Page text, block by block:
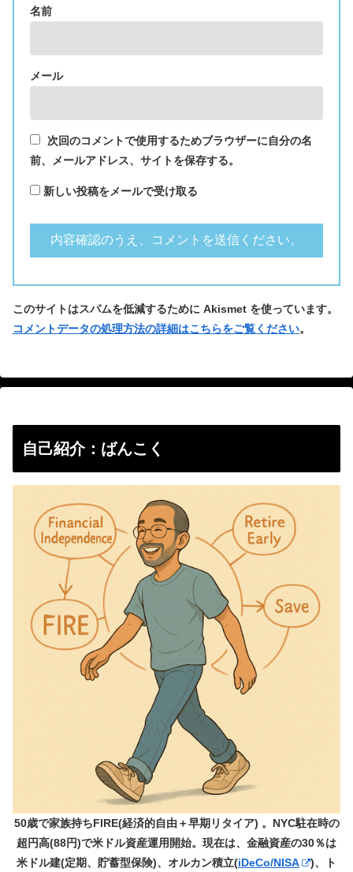
名前
メール
次回のコメントで使用するためブラウザーに自分の名
前、メールアドレス、サイトを保存する。
新しい投稿をメールで受け取る
このサイトはスパムを低減するために Akismet を使っています。
コメントデータの処理方法の詳細はこちらをご覧ください。
自己紹介：ばんこく
50歳で家族持ちFIRE(経済的自由＋早期リタイア) 。NYC駐在時の
超円高(88円)で米ドル資産運用開始。現在は、金融資産の30％は
米ドル建(定期、貯蓄型保険)、オルカン積立(iDeCo/NISA )、ト